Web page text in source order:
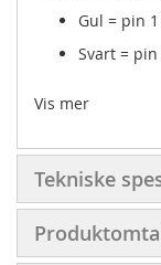
Gul = pin
Svart =
Vis mer
Tekniske